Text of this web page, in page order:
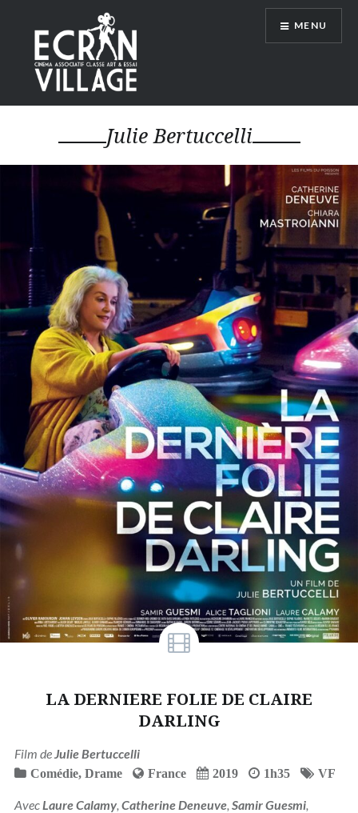
contenu
principal
ÉCRAN VILLAGE
MENU
Julie Bertuccelli
LA DERNIERE FOLIE DE CLAIRE
DARLING
Film de Julie Bertuccelli
Comédie, Drame France 2019 1h35 VF
Avec Laure Calamy, Catherine Deneuve, Samir Guesmi,